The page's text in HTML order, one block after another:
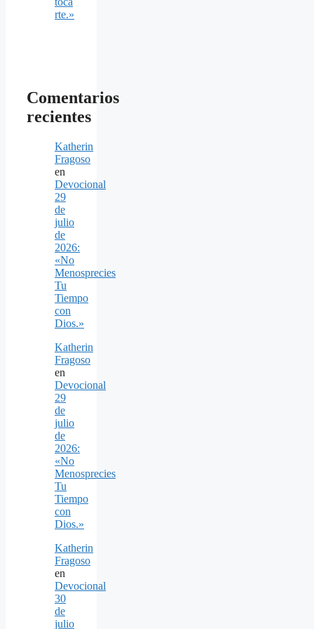
rte.»
Comentarios
recientes
Katherin
Fragoso
en
Devocional
29
de
julio
de
2026:
«No
Menosprecies
Tu
Tiempo
con
Dios.»
Katherin
Fragoso
en
Devocional
29
de
julio
de
2026:
«No
Menosprecies
Tu
Tiempo
con
Dios.»
Katherin
Fragoso
en
Devocional
30
de
julio